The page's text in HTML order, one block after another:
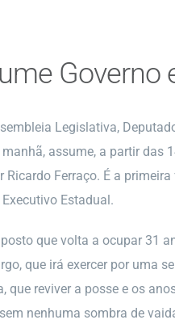
Legislativa,
assume, a partir das
Ricardo Ferraço. É a
Estadual.
posto que volta a ocupar 31
que irá exercer por uma
que reviver a posse e os
nenhuma sombra de